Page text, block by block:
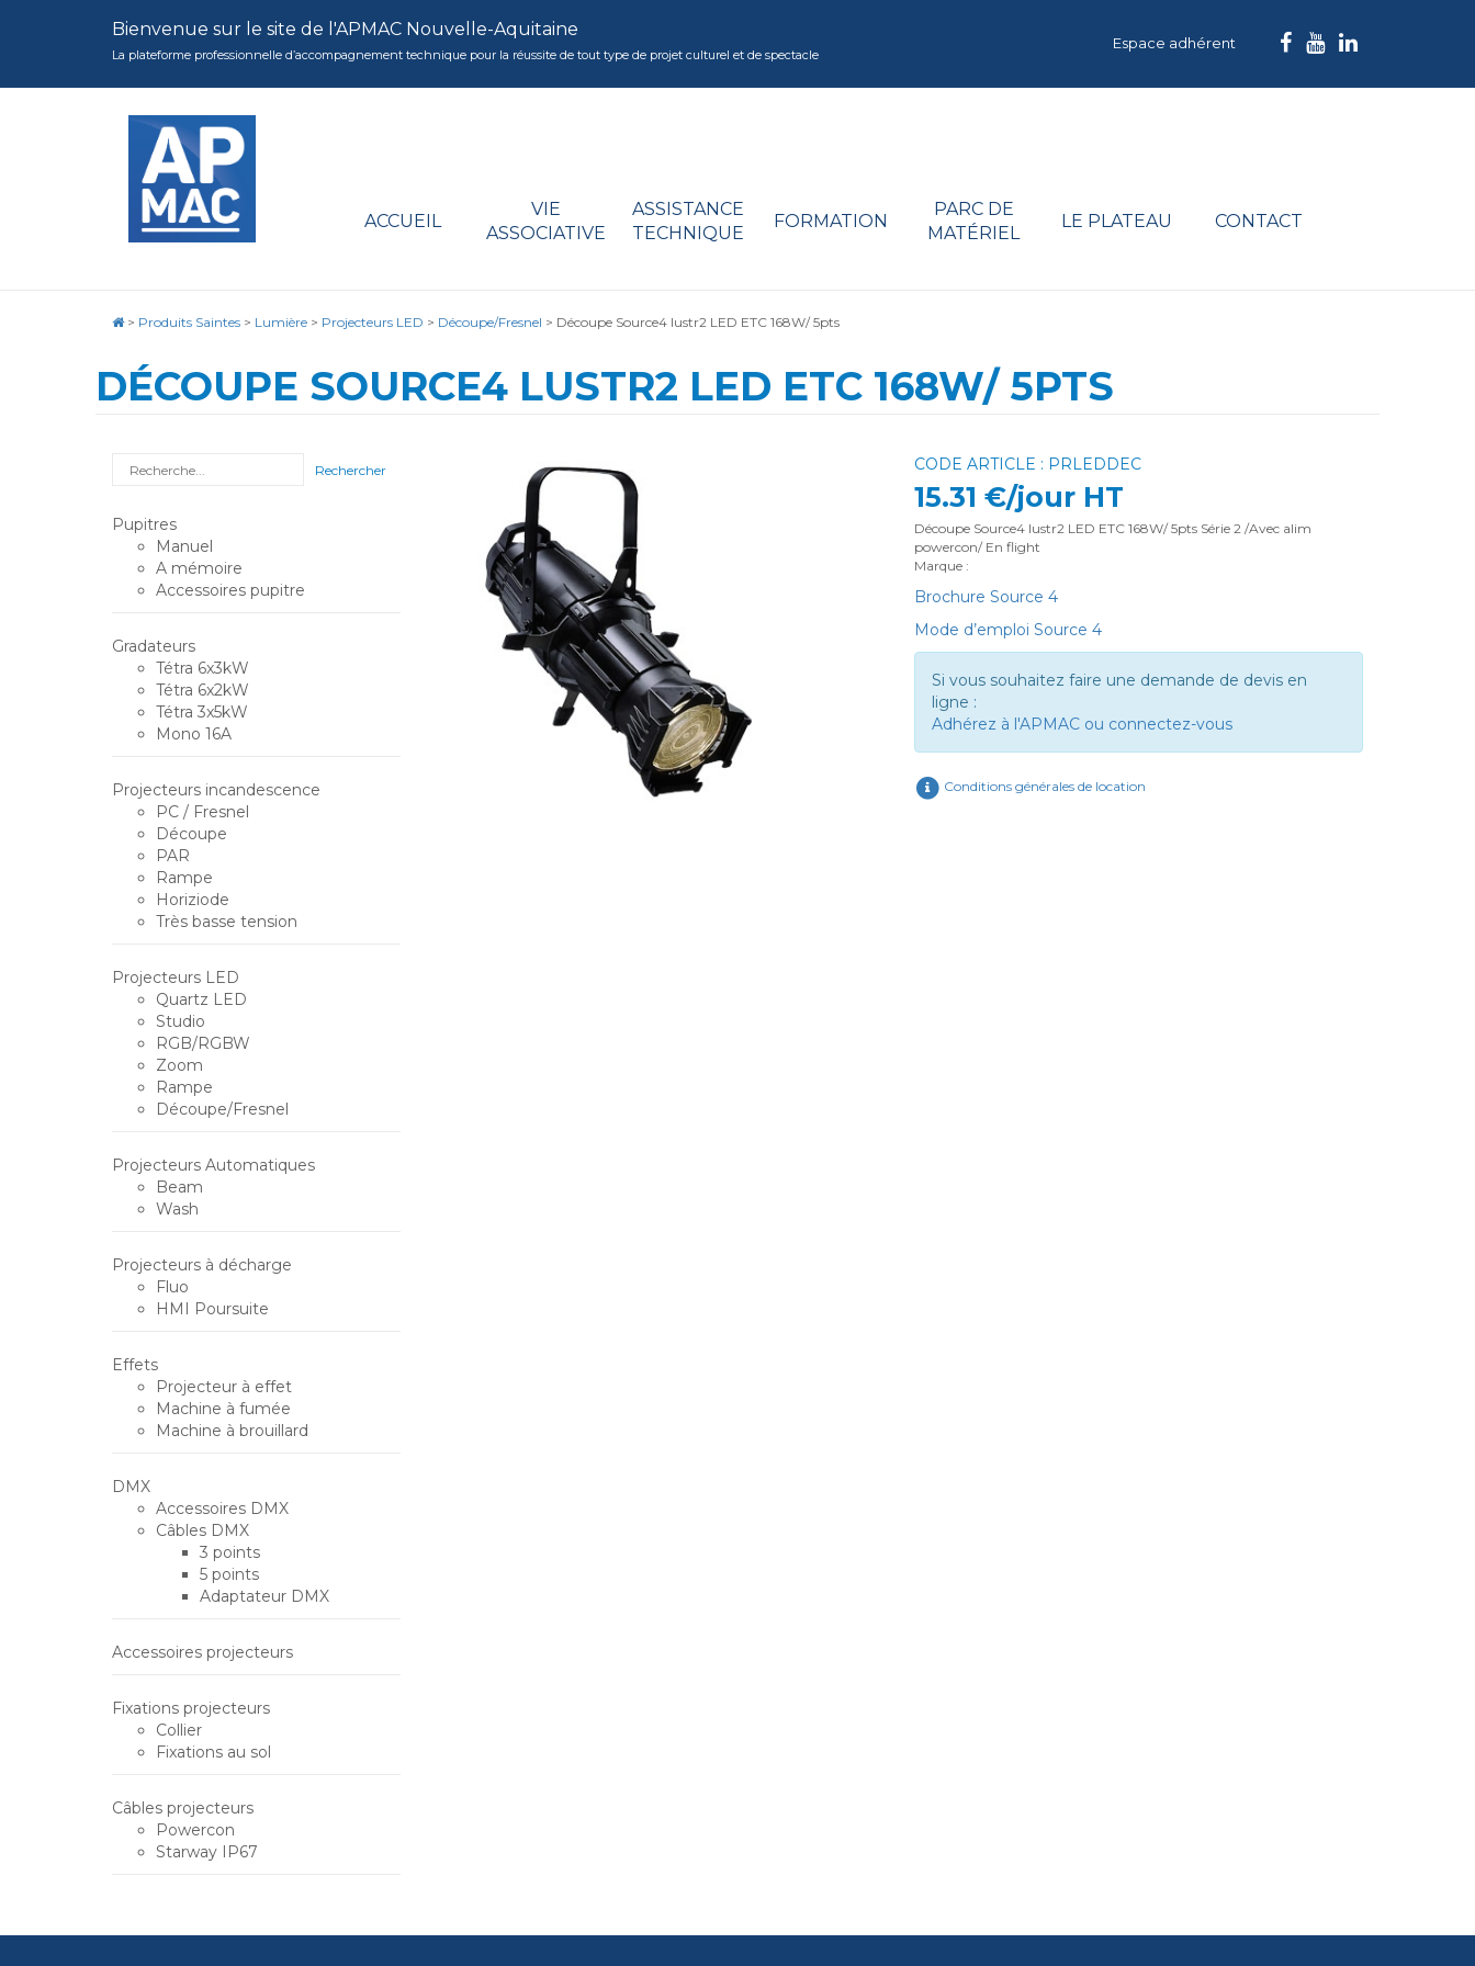
Bienvenue sur le site de l'APMAC Nouvelle-Aquitaine
La plateforme professionnelle d’accompagnement technique pour la réussite de tout type de projet culturel et de spectacle
Espace adhérent
ACCUEIL
VIE
ASSOCIATIVE
ASSISTANCE
TECHNIQUE
FORMATION
PARC DE
MATÉRIEL
LE PLATEAU CONTACT
> Produits Saintes > Lumière > Projecteurs LED > Découpe/Fresnel > Découpe Source4 lustr2 LED ETC 168W/ 5pts
DÉCOUPE SOURCE4 LUSTR2 LED ETC 168W/ 5PTS
CODE ARTICLE : PRLEDDEC
15.31 €/jour HT
Découpe Source4 lustr2 LED ETC 168W/ 5pts Série 2 /Avec alim
powercon/ En flight
Marque :
Brochure Source 4
Mode d’emploi Source 4
Si vous souhaitez faire une demande de devis en
ligne :
Adhérez à l'APMAC ou connectez-vous
Conditions générales de location
Rechercher
Pupitres
Manuel
A mémoire
Accessoires pupitre
Gradateurs
Tétra 6x3kW
Tétra 6x2kW
Tétra 3x5kW
Mono 16A
Projecteurs incandescence
PC / Fresnel
Découpe
PAR
Rampe
Horiziode
Très basse tension
Projecteurs LED
Quartz LED
Studio
RGB/RGBW
Zoom
Rampe
Découpe/Fresnel
Projecteurs Automatiques
Beam
Wash
Projecteurs à décharge
Fluo
HMI Poursuite
Effets
Projecteur à effet
Machine à fumée
Machine à brouillard
DMX
Accessoires DMX
Câbles DMX
3 points
5 points
Adaptateur DMX
Accessoires projecteurs
Fixations projecteurs
Collier
Fixations au sol
Câbles projecteurs
Powercon
Starway IP67